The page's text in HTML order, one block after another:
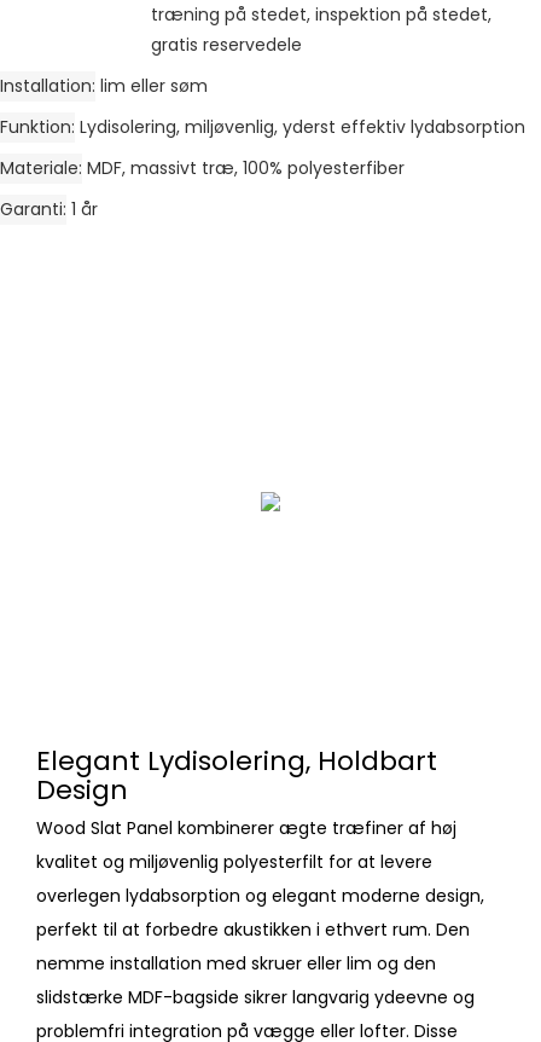
træning på stedet, inspektion på stedet,
gratis reservedele
Installation lim eller søm
Funktion Lydisolering, miljøvenlig, yderst effektiv lydabsorption
Materiale MDF, massivt træ, 100% polyesterfiber
Garanti 1 år
Elegant Lydisolering, Holdbart
Design
Wood Slat Panel kombinerer ægte træfiner af høj
kvalitet og miljøvenlig polyesterfilt for at levere
overlegen lydabsorption og elegant moderne design,
perfekt til at forbedre akustikken i ethvert rum. Den
nemme installation med skruer eller lim og den
slidstærke MDF-bagside sikrer langvarig ydeevne og
problemfri integration på vægge eller lofter. Disse